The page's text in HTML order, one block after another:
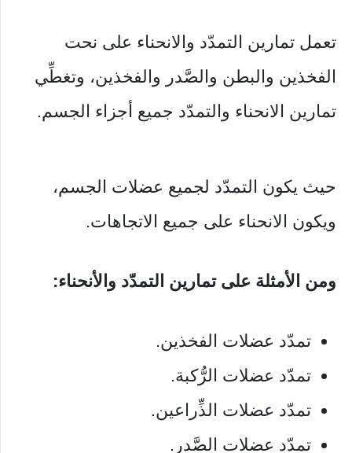
تعمل تمارين التمدّد والانحناء على نحت
الفخذين والبطن والصَّدر والفخذين، وتغطِّي
تمارين الانحناء والتمدّد جميع أجزاء الجسم.
حيث يكون التمدّد لجميع عضلات الجسم،
ويكون الانحناء على جميع الاتجاهات.
ومن الأمثلة على تمارين التمدّد والأنحناء:
تمدّد عضلات الفخذين.
تمدّد عضلات الرُّكبة.
تمدّد عضلات الذِّراعين.
تمدّد عضلات الصَّدر.